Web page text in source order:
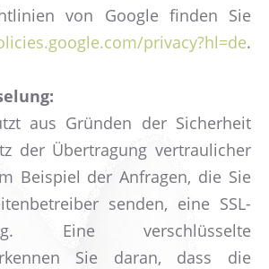
von Google finden Sie
privacy?hl=de.
aus Gründen der Sicherheit
der Übertragung vertraulicher
Beispiel der Anfragen, die Sie
senden, eine SSL-
Eine verschlüsselte
Sie daran, dass die